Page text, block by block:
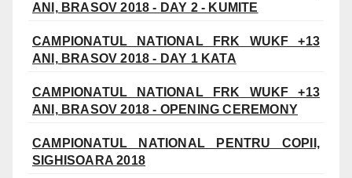
ANI, BRASOV 2018 - DAY 2 - KUMITE
CAMPIONATUL NATIONAL FRK WUKF +13
ANI, BRASOV 2018 - DAY 1 KATA
CAMPIONATUL NATIONAL FRK WUKF +13
ANI, BRASOV 2018 - OPENING CEREMONY
CAMPIONATUL NATIONAL PENTRU COPII,
SIGHISOARA 2018